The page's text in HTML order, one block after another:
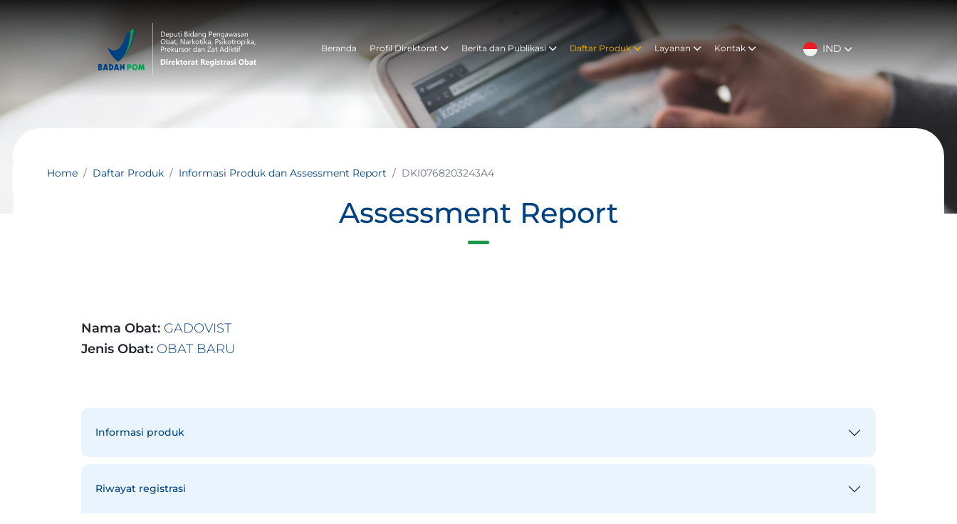
Beranda Profil Direktorat Berita dan Publikasi Daftar Produk Layanan Kontak IND
Home Daftar Produk Informasi Produk dan Assessment Report DKI0768203243A4
Assessment Report
Nama Obat: GADOVIST
Jenis Obat: OBAT BARU
Informasi produk
Riwayat registrasi